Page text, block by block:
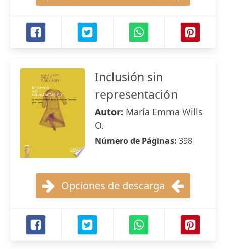
Inclusión sin
representación
Autor: María Emma Wills
O.
Número de Páginas: 398
Opciones de descarga